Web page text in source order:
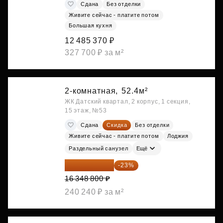
Сдана
Без отделки
Живите сейчас - платите потом
Большая кухня
12 485 370 ₽
327 700 ₽ за м²
2-комнатная, 52.4м²
ЖК Датский квартал, 2 корпус, 1 секция,
15 этаж, №53
Сдана Скидка
Без отделки
Живите сейчас - платите потом
Лоджия
Раздельный санузел Ещё
12 588 576 ₽ -23%
16 348 800 ₽
240 240 ₽ за м²